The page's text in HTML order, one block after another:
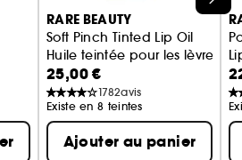
lèvres visiblement douces,
fraîche.
:
RARE BEAUTY
Soft Pinch Tinted Lip Oil
Huile teintée pour les lèvres
25,00 €
1782avis
Existe en 8 teintes
Ajouter au panier